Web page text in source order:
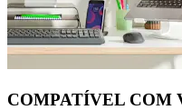
COMPATÍVEL COM